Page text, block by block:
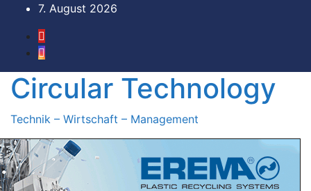
springen
7. August 2026
Circular Technology
Technik – Wirtschaft – Management